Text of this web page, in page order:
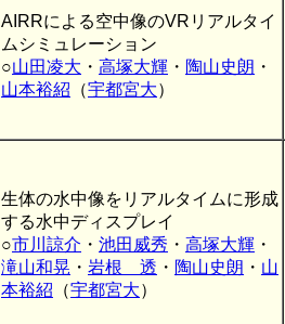
AIRRによる空中像のVRリアルタイ
ムシミュレーション
○山田凌大 ・ 高塚大輝 ・ 陶山史朗 ・
山本裕紹 （宇都宮大）
生体の水中像をリアルタイムに形成
する水中ディスプレイ
○市川諒介 ・ 池田威秀 ・ 高塚大輝 ・
滝山和晃 ・ 岩根 透 ・ 陶山史朗 ・ 山
本裕紹 （宇都宮大）